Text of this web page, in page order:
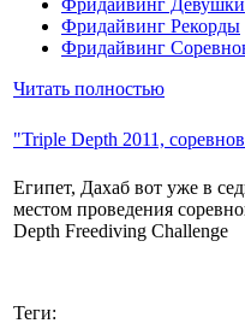
Фридайвинг Девушки
Фридайвинг Рекорды
Фридайвинг
Читать полностью
"Triple Depth 2011,
Египет, Дахаб вот уже в
местом проведения
Depth Freediving Challenge
Теги: